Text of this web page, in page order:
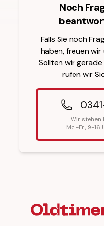
Noch
Falls Sie noch
haben, freuen wir
Sollten wir
rufen wir
Wir stehen
Mo.-Fr., 9-16